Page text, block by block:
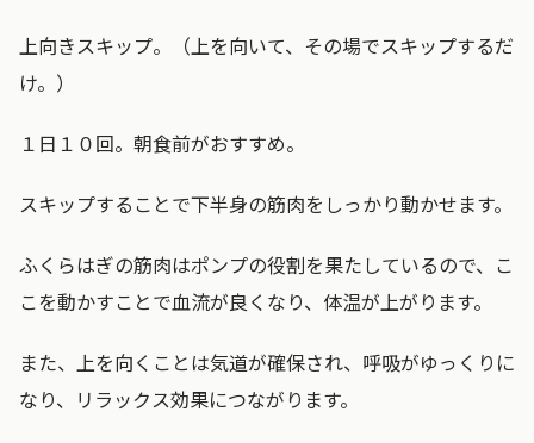
上向きスキップ。（上を向いて、その場でスキップするだ
け。）
１日１０回。朝食前がおすすめ。
スキップすることで下半身の筋肉をしっかり動かせます。
ふくらはぎの筋肉はポンプの役割を果たしているので、こ
こを動かすことで血流が良くなり、体温が上がります。
また、上を向くことは気道が確保され、呼吸がゆっくりに
なり、リラックス効果につながります。